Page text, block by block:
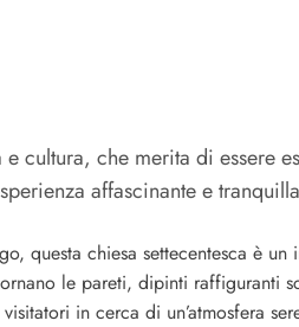
cultura, che merita di essere
affascinante e
questa chiesa settecentesca è
le pareti, dipinti raffiguranti
in cerca di un’atmosfera